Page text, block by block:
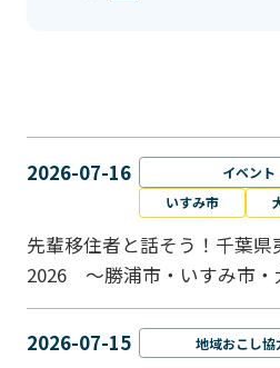
2026-07-16 イベント
いすみ市
先輩移住者と話そう！千葉
2026 ～勝浦市・いすみ市・
2026-07-15 地域おこし協